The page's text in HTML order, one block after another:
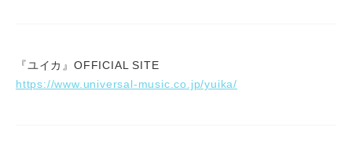
『ユイカ』OFFICIAL SITE
https://www.universal-music.co.jp/yuika/